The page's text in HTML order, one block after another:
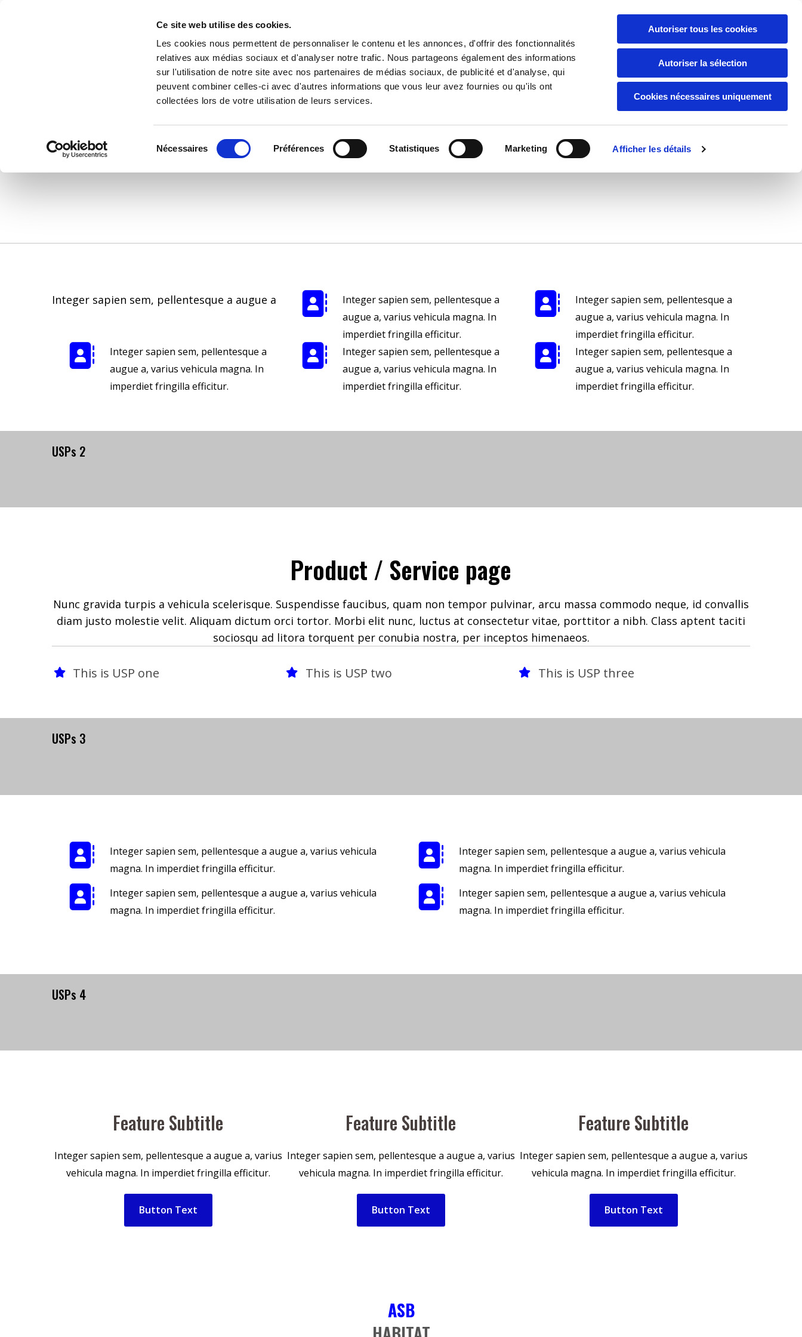
Ce site web utilise des cookies.
Les cookies nous permettent de personnaliser le contenu et les annonces, d'offrir des fonctionnalités
relatives aux médias sociaux et d'analyser notre trafic. Nous partageons également des informations
sur l'utilisation de notre site avec nos partenaires de médias sociaux, de publicité et d'analyse, qui
peuvent combiner celles-ci avec d'autres informations que vous leur avez fournies ou qu'ils ont
collectées lors de votre utilisation de leurs services.
du
Nécessaires Préférences Statistiques Marketing Afficher les détails
Autoriser tous les cookies
Autoriser la sélection
Cookies nécessaires uniquement
Appelez-nous:07 66 54 61 15
Integer sapien sem, pellentesque a augue a
Integer sapien sem, pellentesque a
augue a, varius vehicula magna. In
imperdiet fringilla efficitur.
Integer sapien sem, pellentesque a
augue a, varius vehicula magna. In
imperdiet fringilla efficitur.
Integer sapien sem, pellentesque a
augue a, varius vehicula magna. In
imperdiet fringilla efficitur.
Integer sapien sem, pellentesque a
augue a, varius vehicula magna. In
imperdiet fringilla efficitur.
Integer sapien sem, pellentesque a
augue a, varius vehicula magna. In
imperdiet fringilla efficitur.
USPs 2
Product / Service page
Nunc gravida turpis a vehicula scelerisque. Suspendisse faucibus, quam non tempor pulvinar, arcu massa commodo neque, id convallis
diam justo molestie velit. Aliquam dictum orci tortor. Morbi elit nunc, luctus at consectetur vitae, porttitor a nibh. Class aptent taciti
sociosqu ad litora torquent per conubia nostra, per inceptos himenaeos.
This is USP one This is USP two This is USP three
USPs 3
Integer sapien sem, pellentesque a augue a, varius vehicula
magna. In imperdiet fringilla efficitur.
Integer sapien sem, pellentesque a augue a, varius vehicula
magna. In imperdiet fringilla efficitur.
Integer sapien sem, pellentesque a augue a, varius vehicula
magna. In imperdiet fringilla efficitur.
Integer sapien sem, pellentesque a augue a, varius vehicula
magna. In imperdiet fringilla efficitur.
USPs 4
Feature Subtitle
Integer sapien sem, pellentesque a augue a, varius
vehicula magna. In imperdiet fringilla efficitur.
Button Text
Feature Subtitle
Integer sapien sem, pellentesque a augue a, varius
vehicula magna. In imperdiet fringilla efficitur.
Button Text
Feature Subtitle
Integer sapien sem, pellentesque a augue a, varius
vehicula magna. In imperdiet fringilla efficitur.
Button Text
ASB